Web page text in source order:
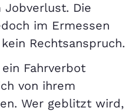
Die
im Ermessen
Rechtsanspruch.
Fahrverbot
von ihrem
Wer geblitzt wird,